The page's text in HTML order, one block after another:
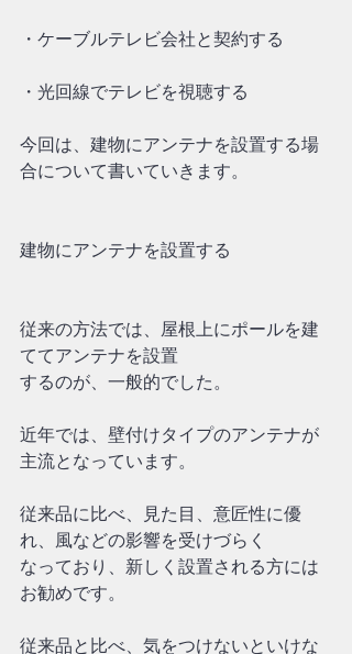
・ケーブルテレビ会社と契約する
・光回線でテレビを視聴する
今回は、建物にアンテナを設置する場
合について書いていきます。
建物にアンテナを設置する
従来の方法では、屋根上にポールを建
ててアンテナを設置
するのが、一般的でした。
近年では、壁付けタイプのアンテナが
主流となっています。
従来品に比べ、見た目、意匠性に優
れ、風などの影響を受けづらく
なっており、新しく設置される方には
お勧めです。
従来品と比べ、気をつけないといけな